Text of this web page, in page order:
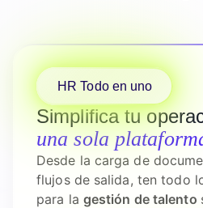
HR Todo en uno
Simplifica tu
una sola
Desde la carga de
flujos de salida, ten todo
para la gestión de talento